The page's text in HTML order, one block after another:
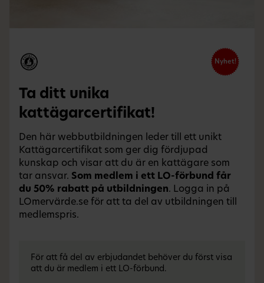
Nyhet!
Ta ditt unika
kattägarcertifikat!
Den här webbutbildningen leder till ett unikt
Kattägarcertifikat som ger dig fördjupad
kunskap och visar att du är en kattägare som
tar ansvar. Som medlem i ett LO-förbund får
du 50% rabatt på utbildningen. Logga in på
LOmervärde.se för att ta del av utbildningen till
medlemspris.
För att få del av erbjudandet behöver du först visa
att du är medlem i ett LO-förbund.